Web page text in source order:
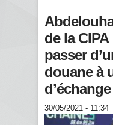
de la
passer
douane à
30/05/2021 - 11:34